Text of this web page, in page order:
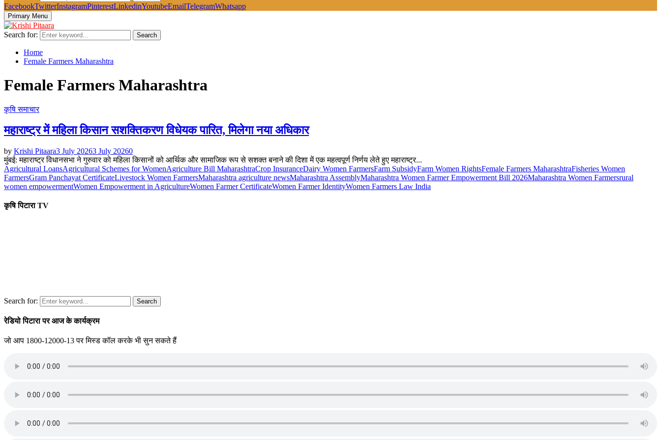
FacebookTwitterInstagramPinterestLinkedinYoutubeEmailTelegramWhatsapp
Primary Menu
Search for: Search
Home
Female Farmers Maharashtra
Female Farmers Maharashtra
कृषि समाचार
महाराष्ट्र में महिला किसान सशक्तिकरण विधेयक पारित, मिलेगा नया अधिकार
by Krishi Pitaara3 July 20263 July 20260
मुंबई: महाराष्ट्र विधानसभा ने गुरुवार को महिला किसानों को आर्थिक और सामाजिक रूप से सशक्त बनाने की दिशा में एक महत्वपूर्ण निर्णय लेते हुए महाराष्ट्र...
Agricultural LoansAgricultural Schemes for WomenAgriculture Bill MaharashtraCrop InsuranceDairy Women FarmersFarm SubsidyFarm Women RightsFemale Farmers MaharashtraFisheries Women
FarmersGram Panchayat CertificateLivestock Women FarmersMaharashtra agriculture newsMaharashtra AssemblyMaharashtra Women Farmer Empowerment Bill 2026Maharashtra Women Farmersrural
women empowermentWomen Empowerment in AgricultureWomen Farmer CertificateWomen Farmer IdentityWomen Farmers Law India
कृषि पिटारा TV
Search for: Search
रेडियो पिटारा पर आज के कार्यक्रम
जो आप 1800-12000-13 पर मिस्ड कॉल करके भी सुन सकते हैं